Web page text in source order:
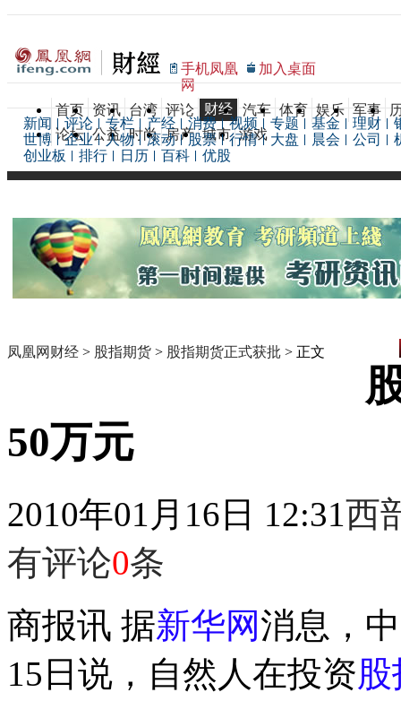
手机凤凰
网
加入桌面
首页 资讯 台湾 评论 财经 汽车 体育 娱乐 军事
论坛 公益 时尚 房产 城市 游戏
新闻 评论 专栏 产经 消费 视频 专题 基金 理财
世博
企业 人物 滚动 股票 行情 大盘 晨会 公司
创业板
排行 日历 百科 优股
凤凰网财经 > 股指期货 > 股指期货正式获批 > 正文
50万元
2010年01月16日 12:31西
有评论0条
商报讯 据新华网消息，
15日说，自然人在投资